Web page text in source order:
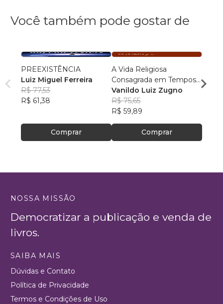
Você também pode gostar de
PREEXISTÊNCIA
Luiz Miguel Ferreira
R$ 77,53
R$ 61,38
Comprar
A Vida Religiosa
Consagrada em Tempos
de Papa Francisco
Vanildo Luiz Zugno
R$ 75,65
R$ 59,89
Comprar
NOSSA MISSÃO
Democratizar a publicação e venda de
livros.
SAIBA MAIS
Dúvidas e Contato
Política de Privacidade
Termos e Condições de Uso